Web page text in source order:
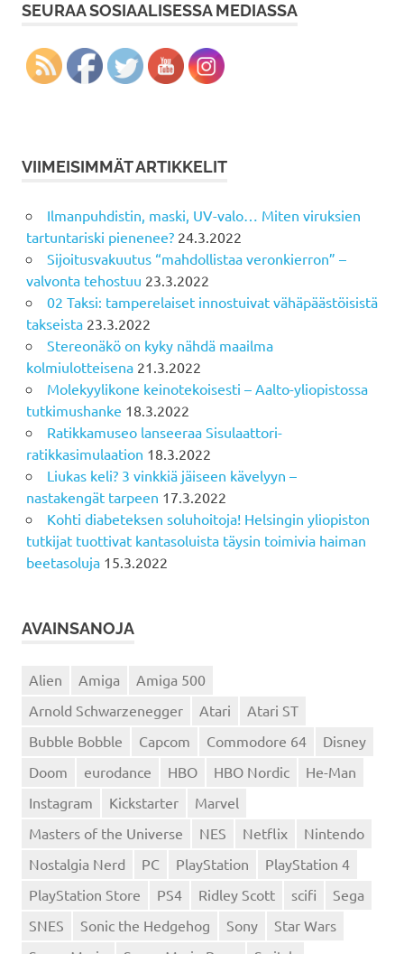
SEURAA SOSIAALISESSA MEDIASSA
VIIMEISIMMÄT ARTIKKELIT
Ilmanpuhdistin, maski, UV-valo… Miten viruksien
tartuntariski pienenee? 24.3.2022
Sijoitusvakuutus “mahdollistaa veronkierron” –
valvonta tehostuu 23.3.2022
02 Taksi: tamperelaiset innostuivat vähäpäästöisistä
takseista 23.3.2022
Stereonäkö on kyky nähdä maailma
kolmiulotteisena 21.3.2022
Molekyylikone keinotekoisesti – Aalto-yliopistossa
tutkimushanke 18.3.2022
Ratikkamuseo lanseeraa Sisulaattori-
ratikkasimulaation 18.3.2022
Liukas keli? 3 vinkkiä jäiseen kävelyyn –
nastakengät tarpeen 17.3.2022
Kohti diabeteksen soluhoitoja! Helsingin yliopiston
tutkijat tuottivat kantasoluista täysin toimivia haiman
beetasoluja 15.3.2022
AVAINSANOJA
Alien Amiga
Amiga 500
Arnold Schwarzenegger
Atari
Atari ST
Bubble Bobble
Capcom Commodore 64
Disney
Doom
eurodance HBO HBO Nordic
He-Man
Instagram
Kickstarter
Marvel
Masters of the Universe
NES Netflix
Nintendo
Nostalgia Nerd
PC PlayStation
PlayStation 4
PlayStation Store
PS4 Ridley Scott scifi
Sega
SNES
Sonic the Hedgehog Sony
Star Wars